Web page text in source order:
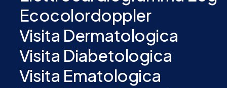
Ecocolordoppler
Visita Dermatologica
Visita Diabetologica
Visita Ematologica